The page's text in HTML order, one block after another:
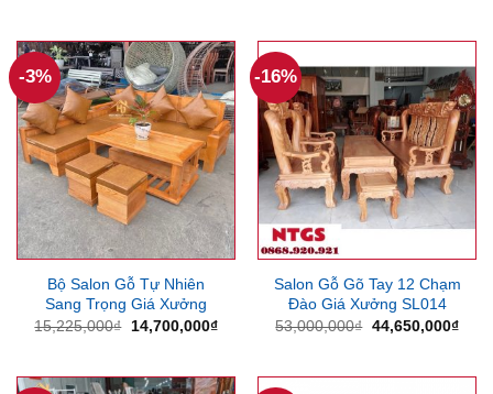
9,700,000₫.
-3%
Bộ Salon Gỗ Tự Nhiên
Sang Trọng Giá Xưởng
15,225,000₫
Giá
14,700,000₫Giá
14,700,000₫.
-16%
Salon Gỗ Gõ Tay 12 Chạm
Đào Giá Xưởng SL014
53,000,000₫ Giá
44,650,000₫Giá